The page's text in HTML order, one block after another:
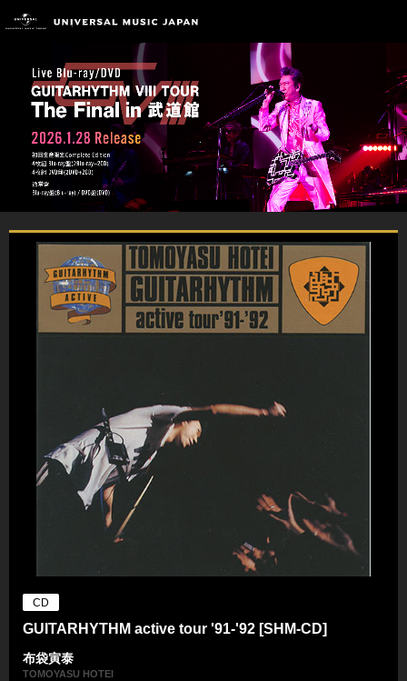
CD
GUITARHYTHM active tour '91-'92 [SHM-CD]
布袋寅泰
TOMOYASU HOTEI